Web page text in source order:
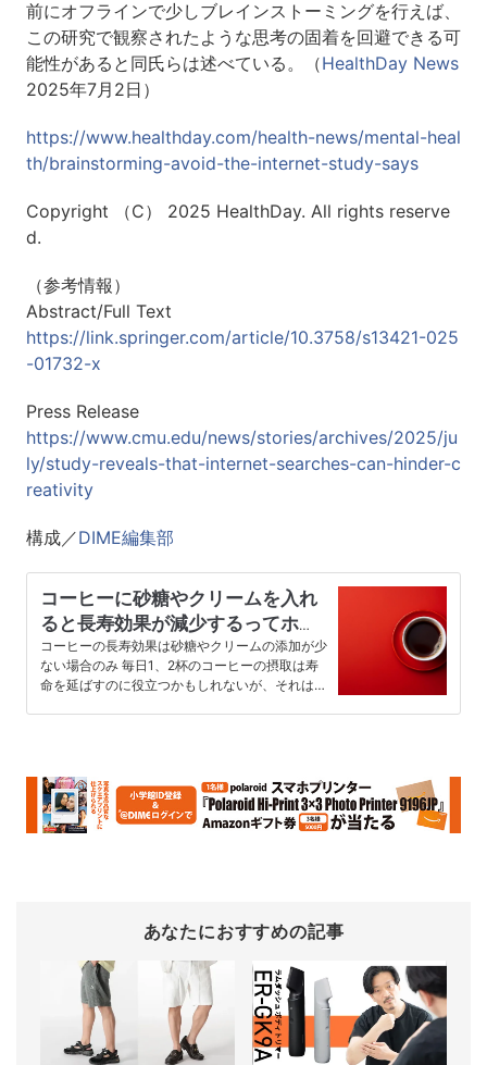
前にオフラインで少しブレインストーミングを行えば、
この研究で観察されたような思考の固着を回避できる可
能性があると同氏らは述べている。（HealthDay News
2025年7月2日）
https://www.healthday.com/health-news/mental-heal
th/brainstorming-avoid-the-internet-study-says
Copyright （C） 2025 HealthDay. All rights reserve
d.
（参考情報）
Abstract/Full Text
https://link.springer.com/article/10.3758/s13421-025
-01732-x
Press Release
https://www.cmu.edu/news/stories/archives/2025/ju
ly/study-reveals-that-internet-searches-can-hinder-c
reativity
構成／DIME編集部
コーヒーに砂糖やクリームを入れ
ると長寿効果が減少するってホン
ト？
コーヒーの長寿効果は砂糖やクリームの添加が少
ない場合のみ 毎日1、2杯のコーヒーの摂取は寿
命を延ばすのに役立つかもしれないが、それは飽
あなたにおすすめの記事